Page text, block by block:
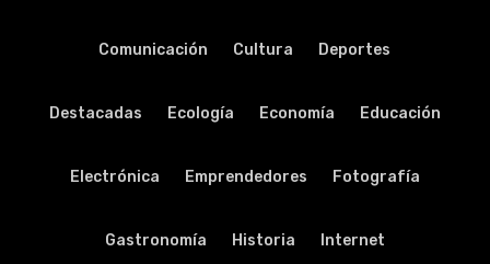
Comunicación Cultura Deportes
Destacadas Ecología Economía Educación
Electrónica Emprendedores Fotografía
Gastronomía Historia Internet